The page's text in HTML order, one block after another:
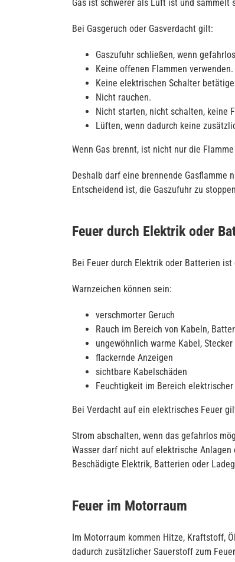
Gas ist schwerer als Luft ist und
Bei Gasgeruch oder Gasverdacht gilt:
Gaszufuhr schließen, wenn
Keine offenen Flammen verwenden.
Keine elektrischen Schalter
Nicht rauchen.
Nicht starten, nicht schalten, keine
Lüften, wenn dadurch keine
Wenn Gas brennt, ist nicht nur die
Deshalb darf eine brennende Gasflamme
Entscheidend ist, die Gaszufuhr zu
Feuer durch Elektrik oder
Bei Feuer durch Elektrik oder Batterien
Warnzeichen können sein:
verschmorter Geruch
Rauch im Bereich von Kabeln,
ungewöhnlich warme Kabel, Stecker
flackernde Anzeigen
sichtbare Kabelschäden
Feuchtigkeit im Bereich elektrischer
Bei Verdacht auf ein elektrisches Feuer
Strom abschalten, wenn das gefahrlos
Wasser darf nicht auf elektrische
Beschädigte Elektrik, Batterien oder
Feuer im Motorraum
Im Motorraum kommen Hitze, Kraftstoff,
dadurch zusätzlicher Sauerstoff zum